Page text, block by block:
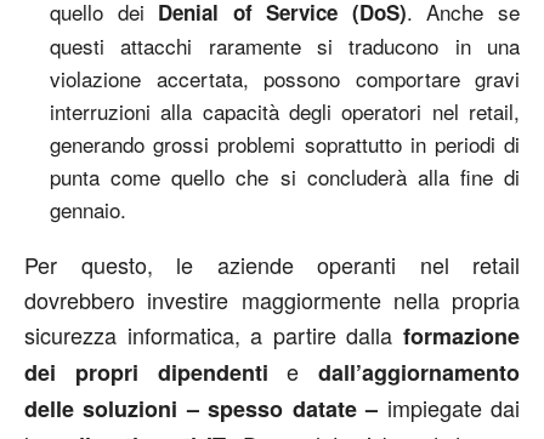
quello dei Denial of Service (DoS). Anche se
questi attacchi raramente si traducono in una
violazione accertata, possono comportare gravi
interruzioni alla capacità degli operatori nel retail,
generando grossi problemi soprattutto in periodi di
punta come quello che si concluderà alla fine di
gennaio.
Per questo, le aziende operanti nel retail
dovrebbero investire maggiormente nella propria
sicurezza informatica, a partire dalla formazione
dei propri dipendenti e dall’aggiornamento
delle soluzioni – spesso datate – impiegate dai